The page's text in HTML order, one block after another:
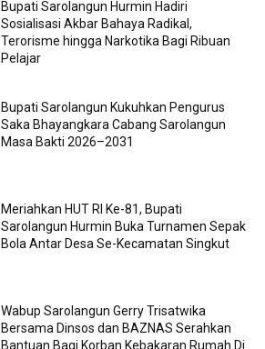
Bupati Sarolangun Hurmin Hadiri
Sosialisasi Akbar Bahaya Radikal,
Terorisme hingga Narkotika Bagi Ribuan
Pelajar
Bupati Sarolangun Kukuhkan Pengurus
Saka Bhayangkara Cabang Sarolangun
Masa Bakti 2026–2031
Meriahkan HUT RI Ke-81, Bupati
Sarolangun Hurmin Buka Turnamen Sepak
Bola Antar Desa Se-Kecamatan Singkut
Wabup Sarolangun Gerry Trisatwika
Bersama Dinsos dan BAZNAS Serahkan
Bantuan Bagi Korban Kebakaran Rumah Di